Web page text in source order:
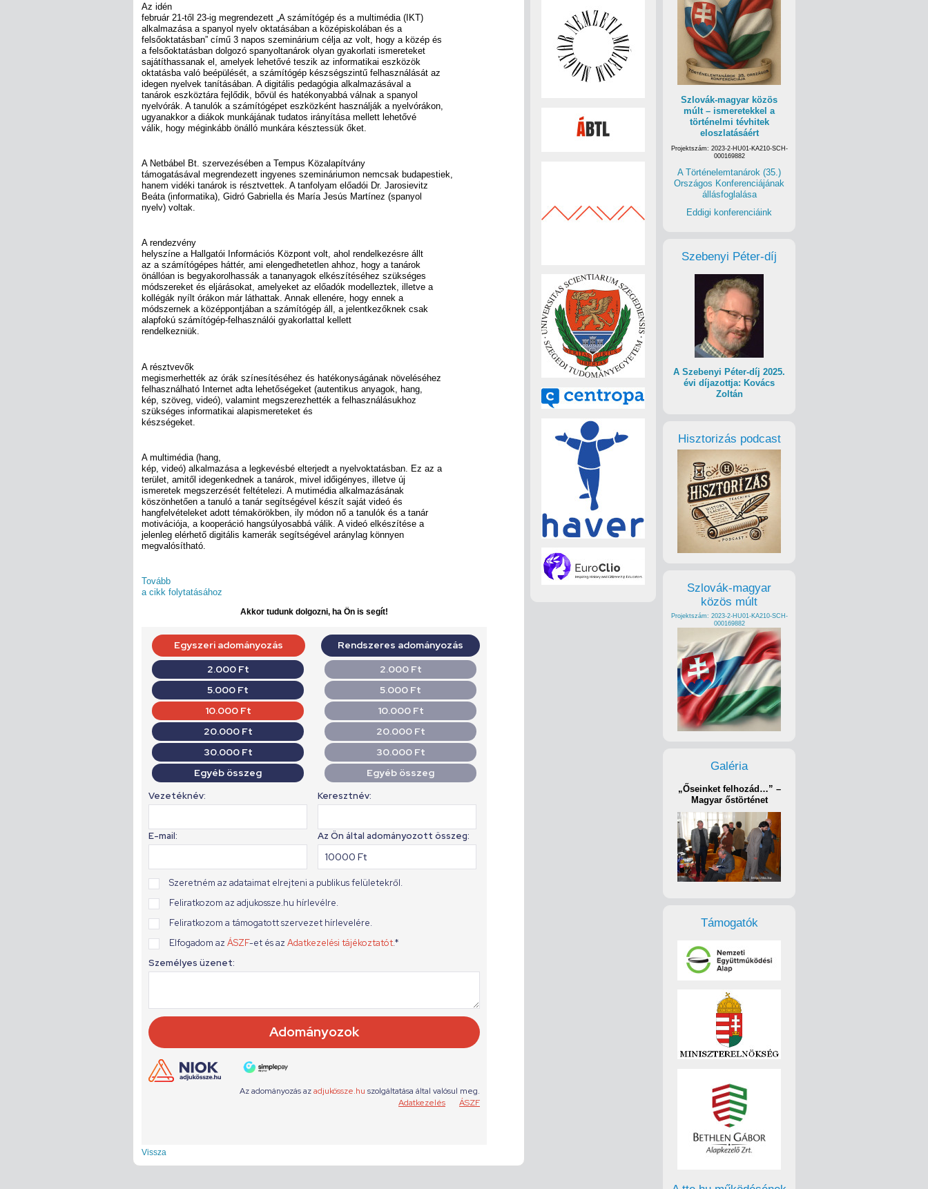
Az idén
február 21-től 23-ig megrendezett „A számítógép és a multimédia (IKT)
alkalmazása a spanyol nyelv oktatásában a középiskolában és a
felsőoktatásban” című 3 napos szeminárium célja az volt, hogy a közép és
a felsőoktatásban dolgozó spanyoltanárok olyan gyakorlati ismereteket
sajátíthassanak el, amelyek lehetővé teszik az informatikai eszközök
oktatásba való beépülését, a számítógép készségszintű felhasználását az
idegen nyelvek tanításában. A digitális pedagógia alkalmazásával a
tanárok eszköztára fejlődik, bővül és hatékonyabbá válnak a spanyol
nyelvórák. A tanulók a számítógépet eszközként használják a nyelvórákon,
ugyanakkor a diákok munkájának tudatos irányítása mellett lehetővé
válik, hogy méginkább önálló munkára késztessük őket.
A Netbábel Bt. szervezésében a Tempus Közalapítvány
támogatásával megrendezett ingyenes szemináriumon nemcsak budapestiek,
hanem vidéki tanárok is résztvettek. A tanfolyam előadói Dr. Jarosievitz
Beáta (informatika), Gidró Gabriella és María Jesús Martínez (spanyol
nyelv) voltak.
A rendezvény
helyszíne a Hallgatói Információs Központ volt, ahol rendelkezésre állt
az a számítógépes háttér, ami elengedhetetlen ahhoz, hogy a tanárok
önállóan is begyakorolhassák a tananyagok elkészítéséhez szükséges
módszereket és eljárásokat, amelyeket az előadók modelleztek, illetve a
kollégák nyílt órákon már láthattak. Annak ellenére, hogy ennek a
módszernek a középpontjában a számítógép áll, a jelentkezőknek csak
alapfokú számítógép-felhasználói gyakorlattal kellett
rendelkezniük.
A résztvevők
megismerhették az órák színesítéséhez és hatékonyságának növeléséhez
felhasználható Internet adta lehetőségeket (autentikus anyagok, hang,
kép, szöveg, videó), valamint megszerezhették a felhasználásukhoz
szükséges informatikai alapismereteket és
készségeket.
A multimédia (hang,
kép, videó) alkalmazása a legkevésbé elterjedt a nyelvoktatásban. Ez az a
terület, amitől idegenkednek a tanárok, mivel időigényes, illetve új
ismeretek megszerzését feltételezi. A mutimédia alkalmazásának
köszönhetően a tanuló a tanár segítségével készít saját videó és
hangfelvételeket adott témakörökben, ily módon nő a tanulók és a tanár
motivációja, a kooperáció hangsúlyosabbá válik. A videó elkészítése a
jelenleg elérhető digitális kamerák segítségével aránylag könnyen
megvalósítható.
Tovább
a cikk folytatásához
Akkor tudunk dolgozni, ha Ön is segít!
Vissza
Szlovák-magyar közös
múlt – ismeretekkel a
történelmi tévhitek
eloszlatásáért
Projektszám: 2023-2-HU01-KA210-SCH-
000169882
A Történelemtanárok (35.)
Országos Konferenciájának
állásfoglalása
Eddigi konferenciáink
Szebenyi Péter-díj
A Szebenyi Péter-díj 2025.
évi díjazottja: Kovács
Zoltán
Hisztorizás podcast
Szlovák-magyar
közös múlt
Projektszám: 2023-2-HU01-KA210-SCH-
000169882
Galéria
„Őseinket felhozád…” –
Magyar őstörténet
Támogatók